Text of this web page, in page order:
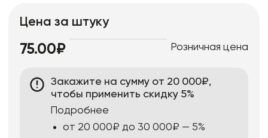
Цена за штуку
75.00₽ Розничная цена
Закажите на сумму от 20 000₽,
чтобы применить скидку 5%
Подробнее
от 20 000₽ до 30 000₽ — 5%